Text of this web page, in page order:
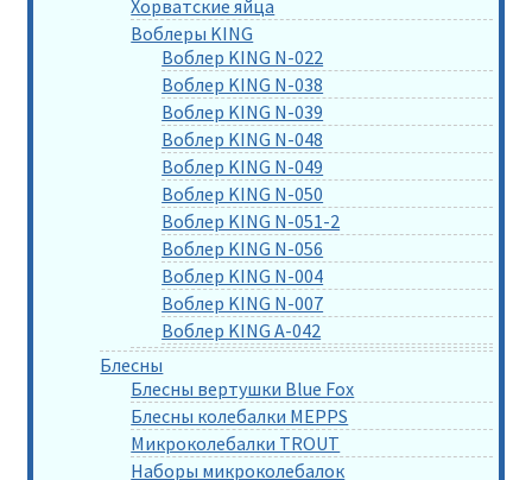
Хорватские яйца
Воблеры KING
Воблер KING N-022
Воблер KING N-038
Воблер KING N-039
Воблер KING N-048
Воблер KING N-049
Воблер KING N-050
Воблер KING N-051-2
Воблер KING N-056
Воблер KING N-004
Воблер KING N-007
Воблер KING A-042
Блесны
Блесны вертушки Blue Fox
Блесны колебалки MEPPS
Микроколебалки TROUT
Наборы микроколебалок